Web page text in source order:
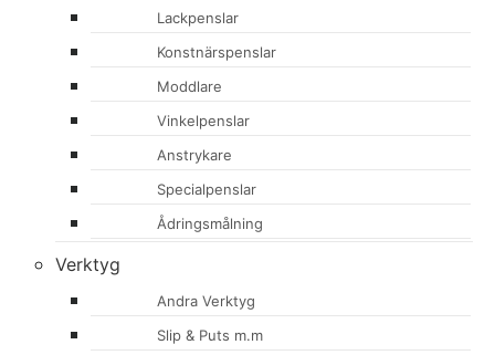
Lackpenslar
Konstnärspenslar
Moddlare
Vinkelpenslar
Anstrykare
Specialpenslar
Ådringsmålning
Verktyg
Andra Verktyg
Slip & Puts m.m